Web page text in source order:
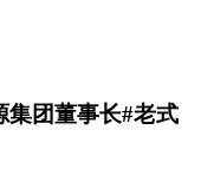
集团董事长#老式